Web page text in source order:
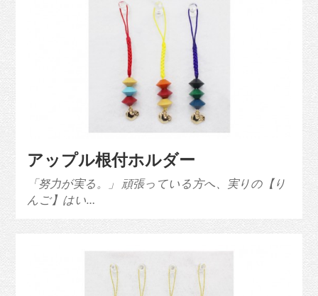
アップル根付ホルダー
「努力が実る。」 頑張っている方へ、実りの【り
んご】はい…